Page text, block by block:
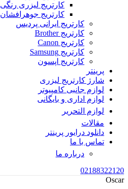
کارتریج لیزری رنگی HP
کارتریج جوهرافشان HP
کارتریج ایرانی پردیس
کارتریج Brother
کارتریج Canon
کارتریج Samsung
کارتریج اپسون
پرینتر
شارژ کارتریج لیزری
لوازم جانبی کامپیوتر
لوازم اداری و بایگانی
لوازم التحریر
مقالات
دانلود درایور پرینتر
تماس با ما
درباره ما
02188322120
Oscar